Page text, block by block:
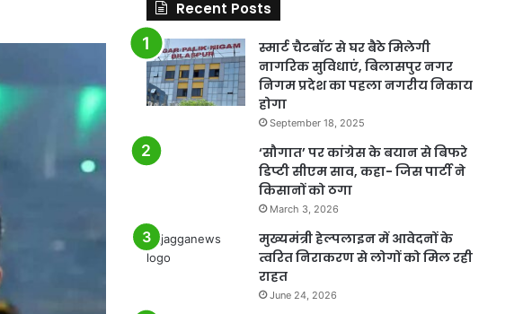
Recent Posts
स्मार्ट चैटबॉट से घर बैठे मिलेगी
नागरिक सुविधाएं, बिलासपुर नगर
निगम प्रदेश का पहला नगरीय निकाय
होगा
September 18, 2025
‘सौगात’ पर कांग्रेस के बयान से बिफरे
डिप्टी सीएम साव, कहा- जिस पार्टी ने
किसानों को ठगा
March 3, 2026
मुख्यमंत्री हेल्पलाइन में आवेदनों के
त्वरित निराकरण से लोगों को मिल रही
राहत
June 24, 2026